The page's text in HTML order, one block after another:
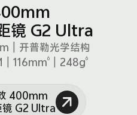
镜 G2 Ultra
｜开普勒光学结构
｜116mm6 ｜248g6
400mm
G2 Ultra